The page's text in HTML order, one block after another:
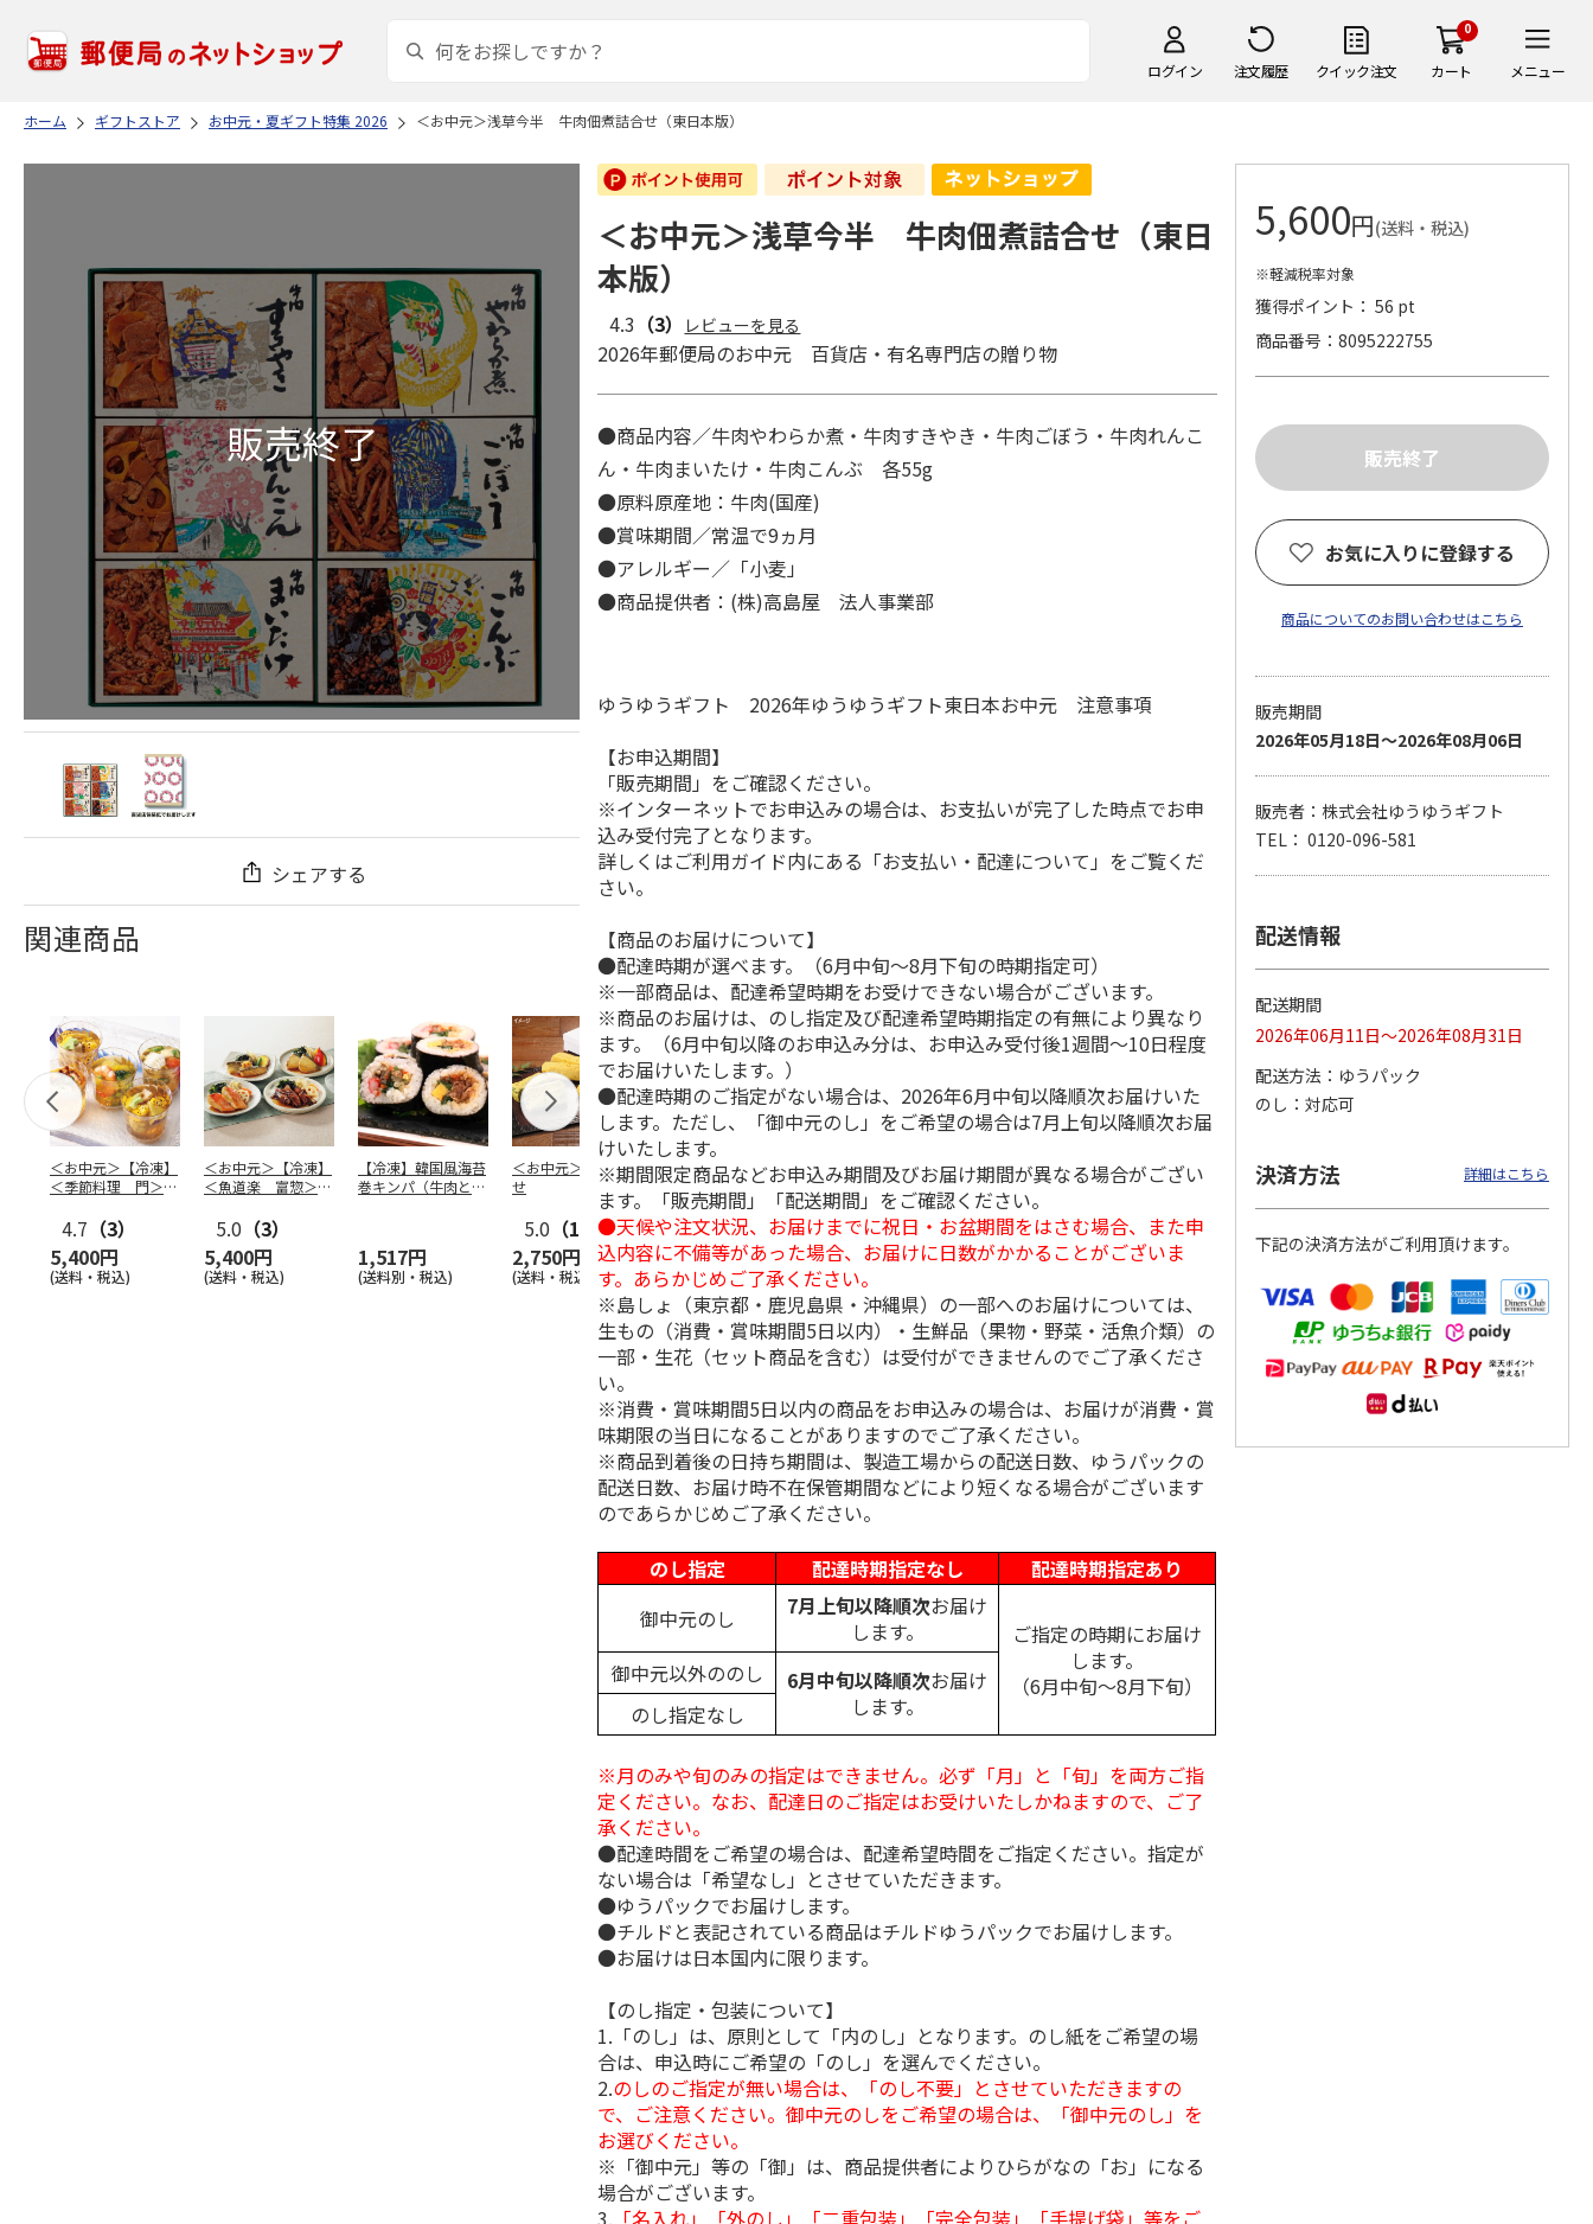
ログイン 注文履歴 クイック注文
0
カート メニュー
ホーム ギフトストア お中元・夏ギフト特集 2026 ＜お中元＞浅草今半 牛肉佃煮詰合せ（東日本版）
シェアする
関連商品
＜お中元＞【冷凍】
＜季節料理 門＞京
4.7 （3）
5,400円
(送料・税込)
＜お中元＞【冷凍】
＜魚道楽 富惣＞レ
煮魚…
5.0 （3）
5,400円
(送料・税込)
【冷凍】韓国風海苔
巻キンパ（牛肉と野
1,517円
(送料別・税込)
＜お中元＞３種詰合
せ
5.0 （1）
2,750円
(送料・税込)
柿安本店 極松阪牛
しぐれ煮詰合せ
EM29
4,012円
(送料・税込)
【冷凍】大阪お好み
焼き人気店の味比べ
セット
4,300円
(送料・税込)
＜お中元＞信州地粉
おやき こやき（２
５個）
5.0（1）
3,800円
＜お中元＞【冷凍】
＜おこわ米八×人形
町今半＞黒毛和牛の
すき…
5.0（1）
4,320円
＜博多一番どり＞や
きとりセブン７種詰
合せ
4,320円
＜お中元＞＜日本の
極み＞鯖缶セット
4,650円
(送料・税込)
＜お中元＞浅草今半 牛肉佃煮詰合せ（東日
本版）
4.3 （3） レビューを見る
2026年郵便局のお中元 百貨店・有名専門店の贈り物
●商品内容／牛肉やわらか煮・牛肉すきやき・牛肉ごぼう・牛肉れんこ
ん・牛肉まいたけ・牛肉こんぶ 各55g
●原料原産地：牛肉(国産)
●賞味期間／常温で9ヵ月
●アレルギー／「小麦」
●商品提供者：(株)高島屋 法人事業部
ゆうゆうギフト 2026年ゆうゆうギフト東日本お中元 注意事項
【お申込期間】
「販売期間」をご確認ください。
※インターネットでお申込みの場合は、お支払いが完了した時点でお申
込み受付完了となります。
詳しくはご利用ガイド内にある「お支払い・配達について」をご覧くだ
さい。
【商品のお届けについて】
●配達時期が選べます。（6月中旬～8月下旬の時期指定可）
※一部商品は、配達希望時期をお受けできない場合がございます。
※商品のお届けは、のし指定及び配達希望時期指定の有無により異なり
ます。（6月中旬以降のお申込み分は、お申込み受付後1週間～10日程度
でお届けいたします。）
●配達時期のご指定がない場合は、2026年6月中旬以降順次お届けいた
します。ただし、「御中元のし」をご希望の場合は7月上旬以降順次お届
けいたします。
※期間限定商品などお申込み期間及びお届け期間が異なる場合がござい
ます。「販売期間」「配送期間」をご確認ください。
●天候や注文状況、お届けまでに祝日・お盆期間をはさむ場合、また申
込内容に不備等があった場合、お届けに日数がかかることがございま
す。あらかじめご了承ください。
※島しょ（東京都・鹿児島県・沖縄県）の一部へのお届けについては、
生もの（消費・賞味期間5日以内）・生鮮品（果物・野菜・活魚介類）の
一部・生花（セット商品を含む）は受付ができませんのでご了承くださ
い。
※消費・賞味期間5日以内の商品をお申込みの場合は、お届けが消費・賞
味期限の当日になることがありますのでご了承ください。
※商品到着後の日持ち期間は、製造工場からの配送日数、ゆうパックの
配送日数、お届け時不在保管期間などにより短くなる場合がございます
のであらかじめご了承ください。
のし指定
配達時期指定なし
配達時期指定あり
御中元のし
7月上旬以降順次お届け
します。
ご指定の時期にお届け
します。
（6月中旬～8月下旬）
御中元以外ののし 6月中旬以降順次お届け
します。
のし指定なし
※月のみや旬のみの指定はできません。必ず「月」と「旬」を両方ご指
定ください。なお、配達日のご指定はお受けいたしかねますので、ご了
承ください。
●配達時間をご希望の場合は、配達希望時間をご指定ください。指定が
ない場合は「希望なし」とさせていただきます。
●ゆうパックでお届けします。
●チルドと表記されている商品はチルドゆうパックでお届けします。
●お届けは日本国内に限ります。
【のし指定・包装について】
1.「のし」は、原則として「内のし」となります。のし紙をご希望の場
合は、申込時にご希望の「のし」を選んでください。
2.のしのご指定が無い場合は、「のし不要」とさせていただきますの
で、ご注意ください。御中元のしをご希望の場合は、「御中元のし」を
お選びください。
※「御中元」等の「御」は、商品提供者によりひらがなの「お」になる
場合がございます。
3. 「名入れ」「外のし」「二重包装」「完全包装」「手提げ袋」等をご
5,600円(送料・税込)
※軽減税率対象
獲得ポイント： 56 pt
商品番号
8095222755
お気に入りに登録する
商品についてのお問い合わせはこちら
販売期間
2026年05月18日～2026年08月06日
販売者：株式会社ゆうゆうギフト
TEL： 0120-096-581
配送情報
配送期間
2026年06月11日～2026年08月31日
配送方法
ゆうパック
のし
対応可
決済方法 詳細はこちら
下記の決済方法がご利用頂けます。